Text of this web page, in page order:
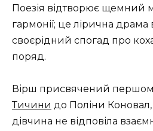
Поезія відтворює щемний
гармонії; це лірична драма
своєрідний спогад про
поряд.
Вірш присвячений
Тичини до Поліни Коновал,
дівчина не відповіла